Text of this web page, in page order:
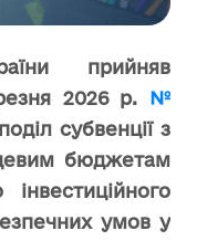
прийняв
2026 р. №
субвенції з
бюджетам
умов у